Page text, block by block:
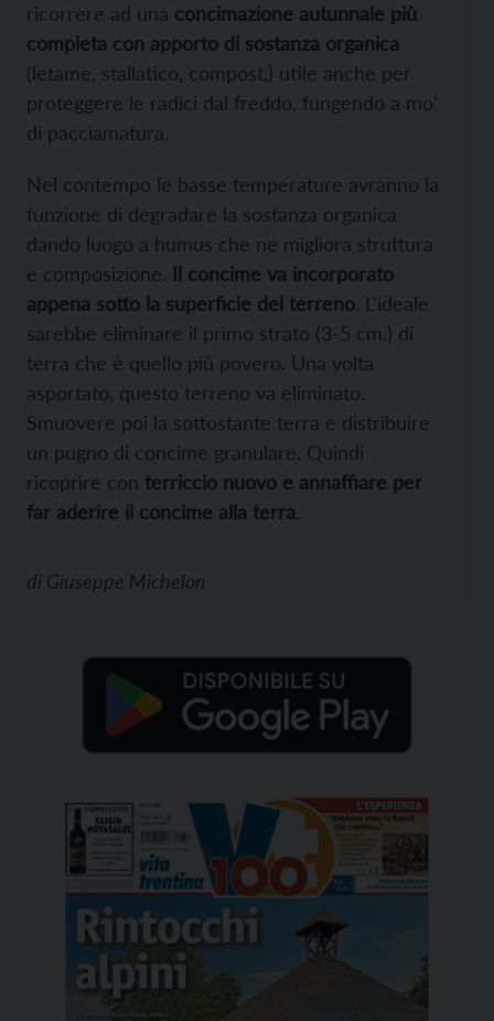
ricorrere ad una concimazione autunnale più
completa con apporto di sostanza organica
(letame, stallatico, compost,) utile anche per
proteggere le radici dal freddo, fungendo a mo’
di pacciamatura.
Nel contempo le basse temperature avranno la
funzione di degradare la sostanza organica
dando luogo a humus che ne migliora struttura
e composizione. Il concime va incorporato
appena sotto la superficie del terreno. L’ideale
sarebbe eliminare il primo strato (3-5 cm.) di
terra che è quello più povero. Una volta
asportato, questo terreno va eliminato.
Smuovere poi la sottostante terra e distribuire
un pugno di concime granulare. Quindi
ricoprire con terriccio nuovo e annaffiare per
far aderire il concime alla terra.
di Giuseppe Michelon